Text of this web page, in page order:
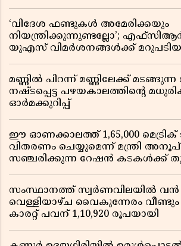
‘വിദേശ ഫണ്ടുകൾ അമേരിക്കയും
നിയന്ത്രിക്കുന്നുണ്ടല്ലോ’;
യുഎസ് വിമർശനങ്ങൾക്ക്
മണ്ണിൽ പിറന്ന് മണ്ണിലേക്ക്
നഷ്ടപ്പെട്ട പഴയകാലത്തിൻ്റെ
ഓർമക്കുറിപ്പ്
ഈ ഓണക്കാലത്ത് 1,65,000
വിതരണം ചെയ്യുമെന്ന് മന്ത്രി
സഞ്ചരിക്കുന്ന റേഷൻ കടകൾക്ക്
സംസ്ഥാനത്ത് സ്വർണവിലയിൽ വൻ
വെള്ളിയാഴ്ച വൈകുന്നേരം വീണ്ടും
കാരറ്റ് പവന് 1,10,920 രൂപയായി